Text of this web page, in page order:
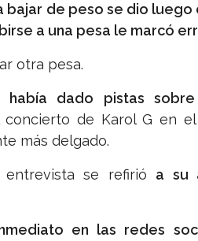
bajar de peso se dio luego
a una pesa le marcó
otra pesa.
había dado pistas
de Karol G en el
más delgado.
se refirió a su
en las redes